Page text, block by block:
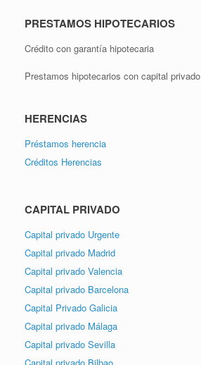
PRESTAMOS HIPOTECARIOS
Crédito con garantía hipotecaria
Prestamos hipotecarios con capital privado
HERENCIAS
Préstamos herencia
Créditos Herencias
CAPITAL PRIVADO
Capital privado Urgente
Capital privado Madrid
Capital privado Valencia
Capital privado Barcelona
Capital Privado Galicia
Capital privado Málaga
Capital privado Sevilla